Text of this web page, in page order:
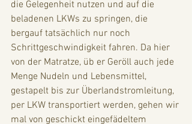
die Gelegenheit nutzen und auf die
beladenen LKWs zu springen, die
bergauf tatsächlich nur noch
Schrittgeschwindigkeit fahren. Da hier
von der Matratze, üb er Geröll auch jede
Menge Nudeln und Lebensmittel,
gestapelt bis zur Überlandstromleitung,
per LKW transportiert werden, gehen wir
mal von geschickt eingefädeltem